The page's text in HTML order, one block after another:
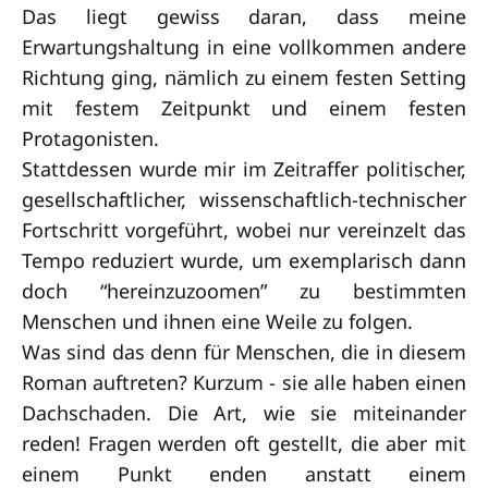
Das liegt gewiss daran, dass meine
Erwartungshaltung in eine vollkommen andere
Richtung ging, nämlich zu einem festen Setting
mit festem Zeitpunkt und einem festen
Protagonisten.
Stattdessen wurde mir im Zeitraffer politischer,
gesellschaftlicher, wissenschaftlich-technischer
Fortschritt vorgeführt, wobei nur vereinzelt das
Tempo reduziert wurde, um exemplarisch dann
doch “hereinzuzoomen” zu bestimmten
Menschen und ihnen eine Weile zu folgen.
Was sind das denn für Menschen, die in diesem
Roman auftreten? Kurzum - sie alle haben einen
Dachschaden. Die Art, wie sie miteinander
reden! Fragen werden oft gestellt, die aber mit
einem Punkt enden anstatt einem